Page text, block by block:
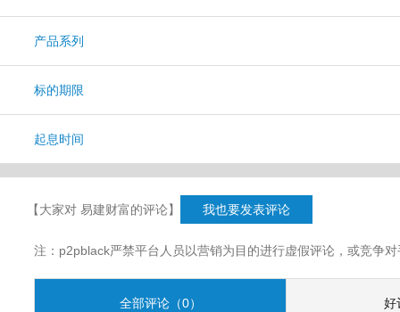
产品系列
标的期限
起息时间
【大家对 易建财富的评论】 我也要发表评论
注：p2pblack严禁平台人员以营销为目的进行虚假评论，或竞争
全部评论（0） 好